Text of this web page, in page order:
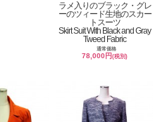
ラメ入りのブラック・グレ
ーのツィード生地のスカー
トスーツ
Skirt Suit With Black and Gray
Tweed Fabric
通常価格
78,000円(税別)